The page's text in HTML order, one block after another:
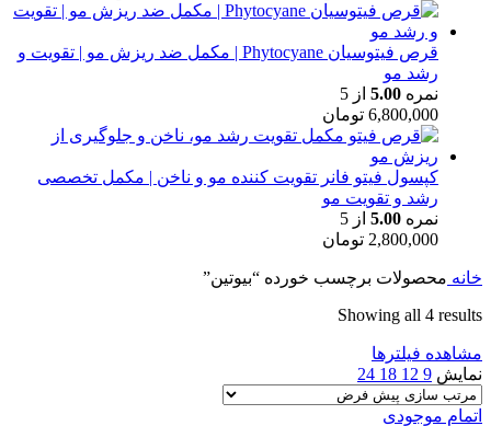
قرص فیتوسیان Phytocyane | مکمل ضد ریزش مو | تقویت و
رشد مو
نمره 5.00 از 5
6,800,000 تومان
کپسول فیتو فانر تقویت کننده مو و ناخن | مکمل تخصصی
رشد و تقویت مو
نمره 5.00 از 5
2,800,000 تومان
خانه محصولات برچسب خورده “بیوتین”
Showing all 4 results
مشاهده فیلترها
نمایش 9
12
18
24
اتمام موجودی